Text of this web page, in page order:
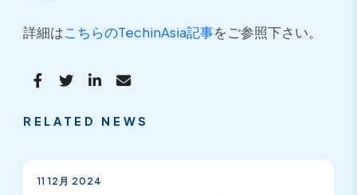
詳細はこちらのTechinAsia記事をご参照下さい。
RELATED NEWS
11 12月 2024